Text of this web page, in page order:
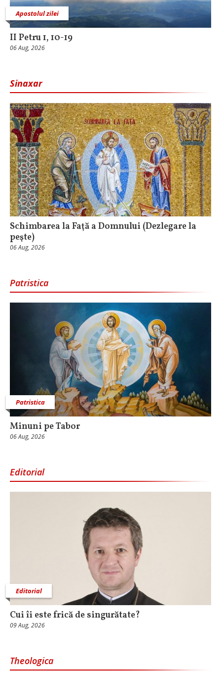
Apostolul zilei
II Petru 1, 10-19
06 Aug, 2026
Sinaxar
Schimbarea la Faţă a Domnului (Dezlegare la
peşte)
06 Aug, 2026
Patristica
Patristica
Minuni pe Tabor
06 Aug, 2026
Editorial
Editorial
Cui îi este frică de singurătate?
09 Aug, 2026
Theologica